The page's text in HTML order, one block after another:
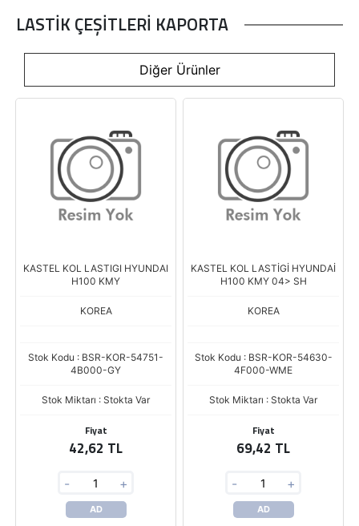
LASTİK ÇEŞİTLERİ KAPORTA
Diğer Ürünler
KASTEL KOL LASTIGI HYUNDAI
H100 KMY
KOREA
Stok Kodu : BSR-KOR-54751-
4B000-GY
Stok Miktarı : Stokta Var
Fiyat
42,62 TL
- +
AD
KASTEL KOL LASTİGİ HYUNDAİ
H100 KMY 04> SH
KOREA
Stok Kodu : BSR-KOR-54630-
4F000-WME
Stok Miktarı : Stokta Var
Fiyat
69,42 TL
- +
AD